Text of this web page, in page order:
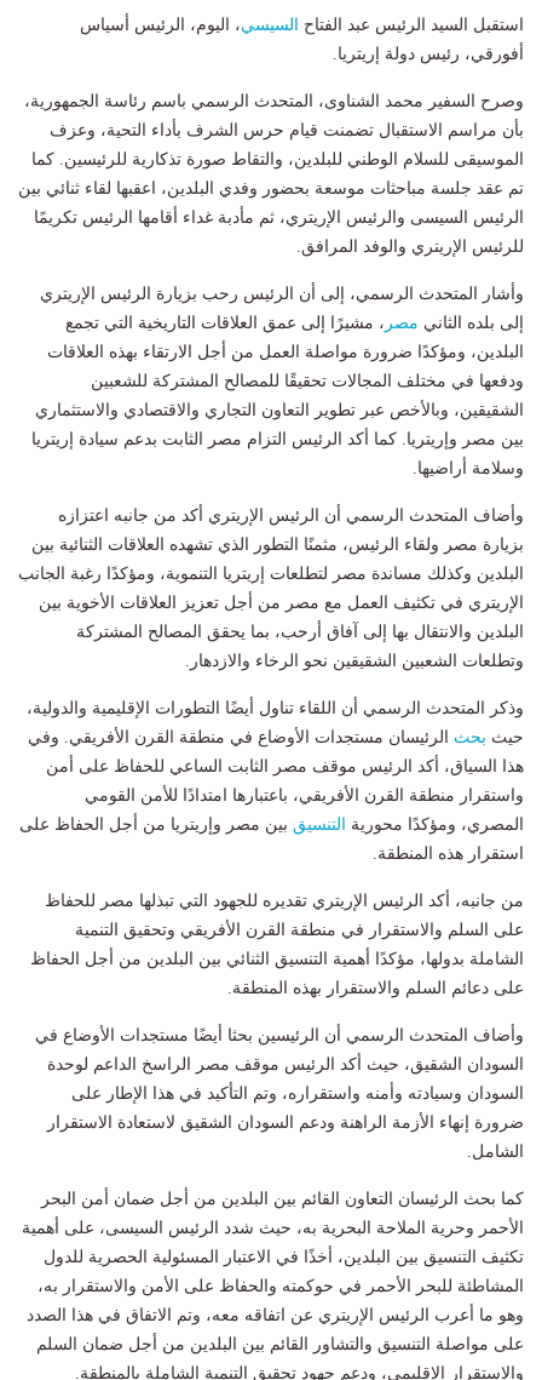
استقبل السيد الرئيس عبد الفتاح السيسي، اليوم، الرئيس أسياس
أفورقي، رئيس دولة إريتريا.
وصرح السفير محمد الشناوى، المتحدث الرسمي باسم رئاسة الجمهورية،
بأن مراسم الاستقبال تضمنت قيام حرس الشرف بأداء التحية، وعزف
الموسيقى للسلام الوطني للبلدين، والتقاط صورة تذكارية للرئيسين. كما
تم عقد جلسة مباحثات موسعة بحضور وفدي البلدين، اعقبها لقاء ثنائي بين
الرئيس السيسى والرئيس الإريتري، ثم مأدبة غداء أقامها الرئيس تكريمًا
للرئيس الإريتري والوفد المرافق.
وأشار المتحدث الرسمي، إلى أن الرئيس رحب بزيارة الرئيس الإريتري
إلى بلده الثاني مصر ، مشيرًا إلى عمق العلاقات التاريخية التي تجمع
البلدين، ومؤكدًا ضرورة مواصلة العمل من أجل الارتقاء بهذه العلاقات
ودفعها في مختلف المجالات تحقيقًا للمصالح المشتركة للشعبين
الشقيقين، وبالأخص عبر تطوير التعاون التجاري والاقتصادي والاستثماري
بين مصر وإريتريا. كما أكد الرئيس التزام مصر الثابت بدعم سيادة إريتريا
وسلامة أراضيها.
وأضاف المتحدث الرسمي أن الرئيس الإريتري أكد من جانبه اعتزازه
بزيارة مصر ولقاء الرئيس، مثمنًا التطور الذي تشهده العلاقات الثنائية بين
البلدين وكذلك مساندة مصر لتطلعات إريتريا التنموية، ومؤكدًا رغبة الجانب
الإريتري في تكثيف العمل مع مصر من أجل تعزيز العلاقات الأخوية بين
البلدين والانتقال بها إلى آفاق أرحب، بما يحقق المصالح المشتركة
وتطلعات الشعبين الشقيقين نحو الرخاء والازدهار.
وذكر المتحدث الرسمي أن اللقاء تناول أيضًا التطورات الإقليمية والدولية،
حيث بحث الرئيسان مستجدات الأوضاع في منطقة القرن الأفريقي. وفي
هذا السياق، أكد الرئيس موقف مصر الثابت الساعي للحفاظ على أمن
واستقرار منطقة القرن الأفريقي، باعتبارها امتدادًا للأمن القومي
المصري، ومؤكدًا محورية التنسيق بين مصر وإريتريا من أجل الحفاظ على
استقرار هذه المنطقة.
من جانبه، أكد الرئيس الإريتري تقديره للجهود التي تبذلها مصر للحفاظ
على السلم والاستقرار في منطقة القرن الأفريقي وتحقيق التنمية
الشاملة بدولها، مؤكدًا أهمية التنسيق الثنائي بين البلدين من أجل الحفاظ
على دعائم السلم والاستقرار بهذه المنطقة.
وأضاف المتحدث الرسمي أن الرئيسين بحثا أيضًا مستجدات الأوضاع في
السودان الشقيق، حيث أكد الرئيس موقف مصر الراسخ الداعم لوحدة
السودان وسيادته وأمنه واستقراره، وتم التأكيد في هذا الإطار على
ضرورة إنهاء الأزمة الراهنة ودعم السودان الشقيق لاستعادة الاستقرار
الشامل.
كما بحث الرئيسان التعاون القائم بين البلدين من أجل ضمان أمن البحر
الأحمر وحرية الملاحة البحرية به، حيث شدد الرئيس السيسى، على أهمية
تكثيف التنسيق بين البلدين، أخذًا في الاعتبار المسئولية الحصرية للدول
المشاطئة للبحر الأحمر في حوكمته والحفاظ على الأمن والاستقرار به،
وهو ما أعرب الرئيس الإريتري عن اتفاقه معه، وتم الاتفاق في هذا الصدد
على مواصلة التنسيق والتشاور القائم بين البلدين من أجل ضمان السلم
والاستقرار الإقليمي، ودعم جهود تحقيق التنمية الشاملة بالمنطقة.